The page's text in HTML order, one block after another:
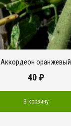
Аккордеон оранжевый
40₽
В корзину